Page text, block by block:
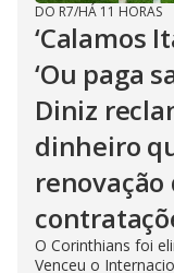
DO R7/HÁ 11 HORAS
‘Calamos
‘Ou paga
Diniz
dinheiro
O Corinthians foi
Venceu o